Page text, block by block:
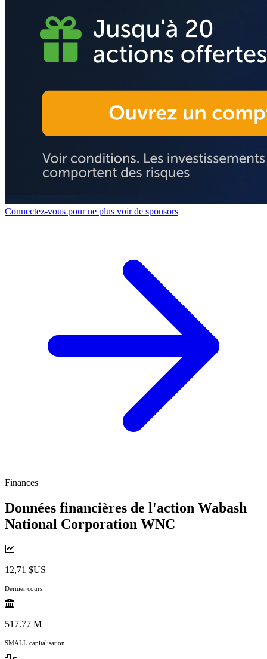
Connectez-vous pour ne plus voir de sponsors
Finances
Données financières de l'action Wabash
National Corporation WNC
12,71 $US
Dernier cours
517.77 M
SMALL capitalisation